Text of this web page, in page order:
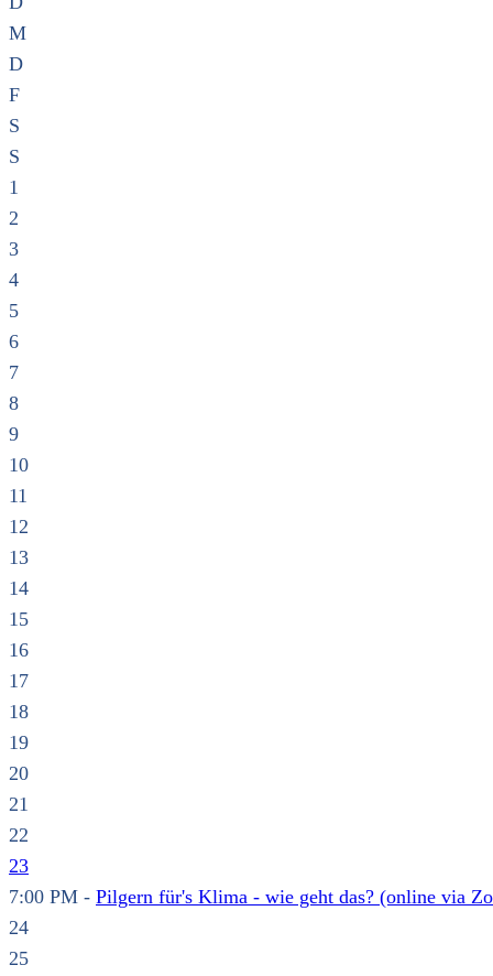
M
D
F
S
S
1
2
3
4
5
6
7
8
9
10
11
12
13
14
15
16
17
18
19
20
21
22
23
7:00 PM - Pilgern für's Klima - wie geht das? (online via
24
25